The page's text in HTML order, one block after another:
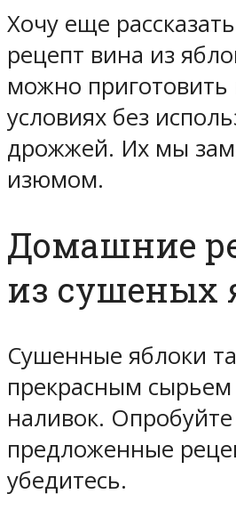
Хочу еще
рецепт вина из
можно
условиях без
дрожжей. Их мы
изюмом.
Домашние
из сушеных
Сушенные яблоки
прекрасным сырьем
наливок. Опробуйте
предложенные
убедитесь.